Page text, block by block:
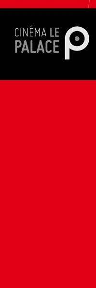
les
articles
entre
les
articles